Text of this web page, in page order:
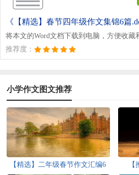
《【精选】春节四年级作文集锦6篇
将本文的Word文档下载到电脑，方便收藏
推荐度：
小学作文图文推荐
【精选】二年级春节作文汇编6